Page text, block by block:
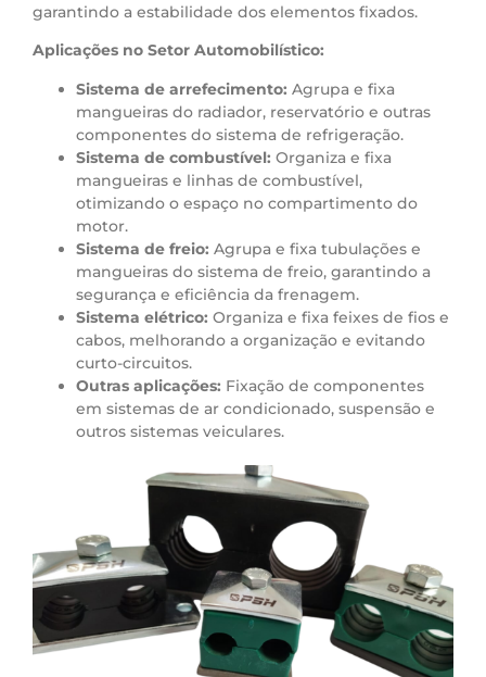
garantindo a estabilidade dos elementos fixados.
Aplicações no Setor Automobilístico:
Sistema de arrefecimento: Agrupa e fixa
mangueiras do radiador, reservatório e outras
componentes do sistema de refrigeração.
Sistema de combustível: Organiza e fixa
mangueiras e linhas de combustível,
otimizando o espaço no compartimento do
motor.
Sistema de freio: Agrupa e fixa tubulações e
mangueiras do sistema de freio, garantindo a
segurança e eficiência da frenagem.
Sistema elétrico: Organiza e fixa feixes de fios e
cabos, melhorando a organização e evitando
curto-circuitos.
Outras aplicações: Fixação de componentes
em sistemas de ar condicionado, suspensão e
outros sistemas veiculares.